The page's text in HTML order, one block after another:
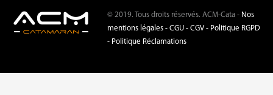
© 2019. Tous droits réservés. ACM-Cata - Nos
mentions légales - CGU - CGV - Politique RGPD
- Politique Réclamations